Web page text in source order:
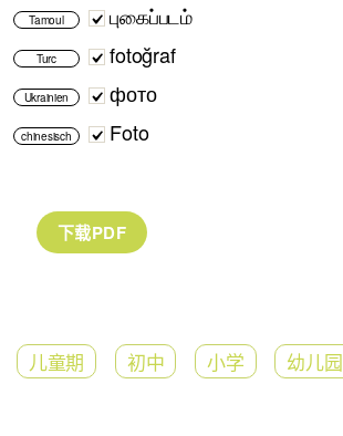
Tamoul புகைப்படம்
Turc fotoğraf
Ukrainien фото
chinesisch Foto
儿童期 初中 小学 幼儿园